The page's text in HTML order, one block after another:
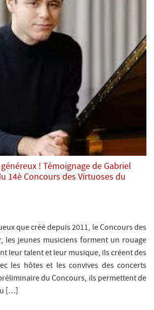
! Témoignage de Gabriel
14è Concours des Virtuoses du
que créé depuis 2011, le Concours des
les jeunes musiciens forment un rouage
leur talent et leur musique, ils créent des
les hôtes et les convives des concerts
du Concours, ils permettent de
[…]